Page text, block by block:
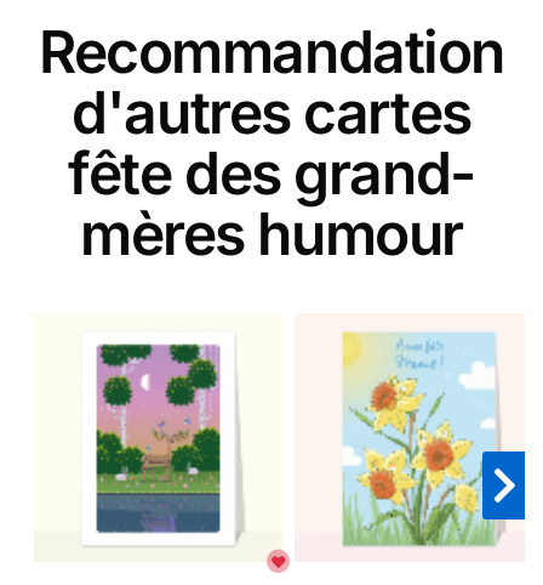
Recommandation
d'autres cartes
fête des grand-
mères humour